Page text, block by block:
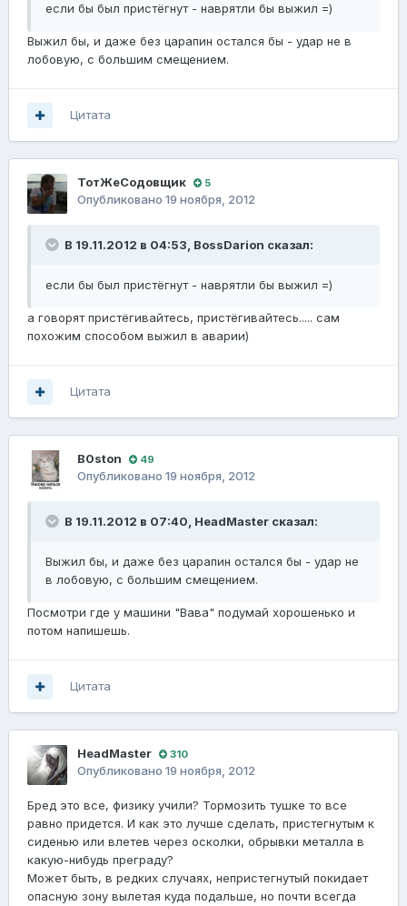
если бы был пристёгнут - наврятли бы выжил =)
Выжил бы, и даже без царапин остался бы - удар не в
лобовую, с большим смещением.
Цитата
ТотЖеСодовщик 5
Опубликовано 19 ноября, 2012
В 19.11.2012 в 04:53, BossDarion сказал:
если бы был пристёгнут - наврятли бы выжил =)
а говорят пристёгивайтесь, пристёгивайтесь..... сам
похожим способом выжил в аварии)
Цитата
B0ston 49
Опубликовано 19 ноября, 2012
В 19.11.2012 в 07:40, HeadMaster сказал:
Выжил бы, и даже без царапин остался бы - удар не
в лобовую, с большим смещением.
Посмотри где у машини "Вава" подумай хорошенько и
потом напишешь.
Цитата
HeadMaster 310
Опубликовано 19 ноября, 2012
Бред это все, физику учили? Тормозить тушке то все
равно придется. И как это лучше сделать, пристегнутым к
сиденью или влетев через осколки, обрывки металла в
какую-нибудь преграду?
Может быть, в редких случаях, непристегнутый покидает
опасную зону вылетая куда подальше, но почти всегда